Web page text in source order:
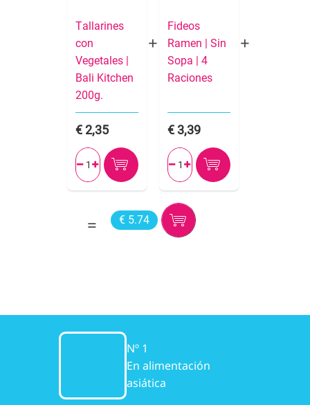
Tallarines
con
Vegetales |
Bali Kitchen
200g.
2,35
 
Fideos
Ramen | Sin
Sopa | 4
Raciones
3,39
 
€ 5.74
Nº 1
En alimentación
asiática